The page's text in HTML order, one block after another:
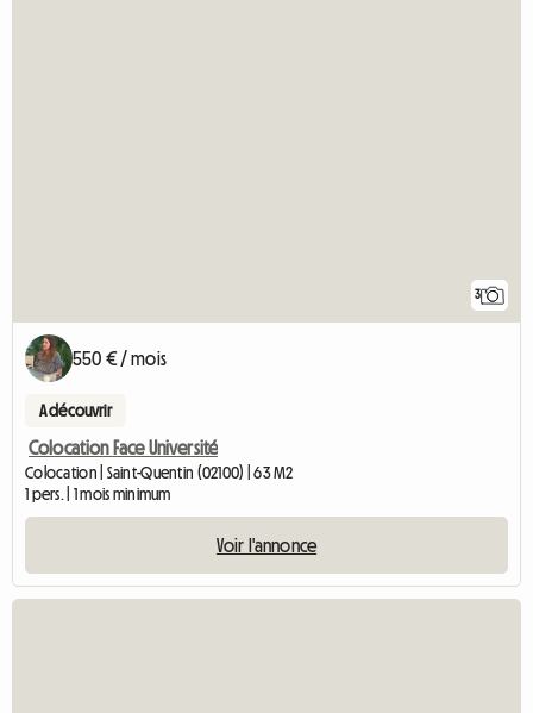
3
550 € / mois
A découvrir
Colocation Face Université
Colocation | Saint-Quentin (02100) | 63 M2
1 pers. | 1 mois minimum
Voir l'annonce